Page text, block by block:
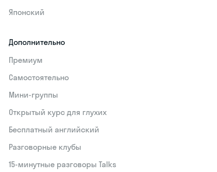
Японский
Дополнительно
Премиум
Самостоятельно
Мини-группы
Открытый курс для глухих
Бесплатный английский
Разговорные клубы
15‑минутные разговоры Talks